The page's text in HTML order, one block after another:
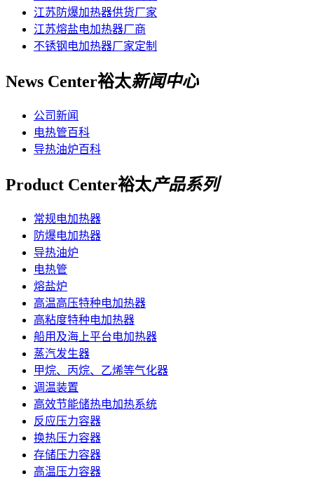
江苏防爆加热器供货厂家
江苏熔盐电加热器厂商
不锈钢电加热器厂家定制
News Center裕太新闻中心
公司新闻
电热管百科
导热油炉百科
Product Center裕太产品系列
常规电加热器
防爆电加热器
导热油炉
电热管
熔盐炉
高温高压特种电加热器
高粘度特种电加热器
船用及海上平台电加热器
蒸汽发生器
甲烷、丙烷、乙烯等气化器
调温装置
高效节能储热电加热系统
反应压力容器
换热压力容器
存储压力容器
高温压力容器